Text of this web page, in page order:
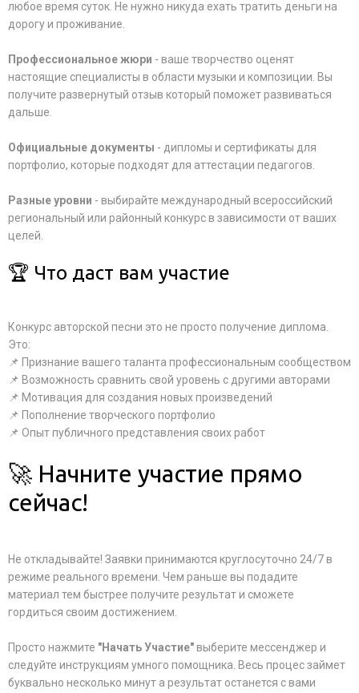
любое время суток. Не нужно никуда ехать тратить деньги на
дорогу и проживание.
Профессиональное жюри - ваше творчество оценят
настоящие специалисты в области музыки и композиции. Вы
получите развернутый отзыв который поможет развиваться
дальше.
Официальные документы - дипломы и сертификаты для
портфолио, которые подходят для аттестации педагогов.
Разные уровни - выбирайте международный всероссийский
региональный или районный конкурс в зависимости от ваших
целей.
🏆 Что даст вам участие
Конкурс авторской песни это не просто получение диплома.
Это:
📌 Признание вашего таланта профессиональным сообществом
📌 Возможность сравнить свой уровень с другими авторами
📌 Мотивация для создания новых произведений
📌 Пополнение творческого портфолио
📌 Опыт публичного представления своих работ
🚀 Начните участие прямо
сейчас!
Не откладывайте! Заявки принимаются круглосуточно 24/7 в
режиме реального времени. Чем раньше вы подадите
материал тем быстрее получите результат и сможете
гордиться своим достижением.
Просто нажмите "Начать Участие"выберите мессенджер и
следуйте инструкциям умного помощника. Весь процес займет
буквально несколько минут а результат останется с вами